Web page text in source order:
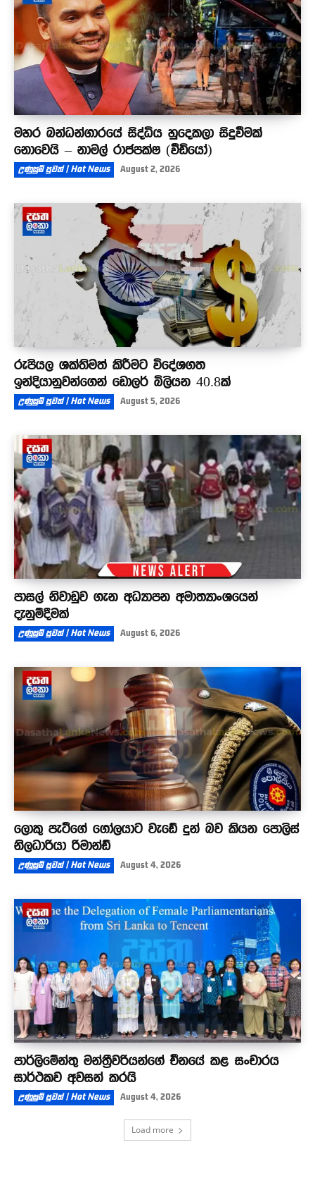
මහර බන්ධන්ගාරයේ සිද්ධිය හුදෙකලා සිදුවීමක්
නොවෙයි – නාමල් රාජපක්ෂ (වීඩියෝ)
උණුසුම් පුවත් | Hot News August 2, 2026
රුපියල ශක්තිමත් කිරීමට විදේශගත
ඉන්දියානුවන්ගෙන් ඩොලර් බිලියන 40.8ක්
උණුසුම් පුවත් | Hot News August 5, 2026
පාසල් නිවාඩුව ගැන අධ්‍යාපන අමාත්‍යාංශයෙන්
දැනුම්දීමක්
උණුසුම් පුවත් | Hot News August 6, 2026
ලොකු පැටීගේ ගෝලයාට වැඩේ දුන් බව කියන පොලිස්
නිලධාරියා රිමාන්ඩ්
උණුසුම් පුවත් | Hot News August 4, 2026
පාර්ලිමේන්තු මන්ත්‍රීවරියන්ගේ චීනයේ කළ සංචාරය
සාර්ථකව අවසන් කරයි
උණුසුම් පුවත් | Hot News August 4, 2026
Load more